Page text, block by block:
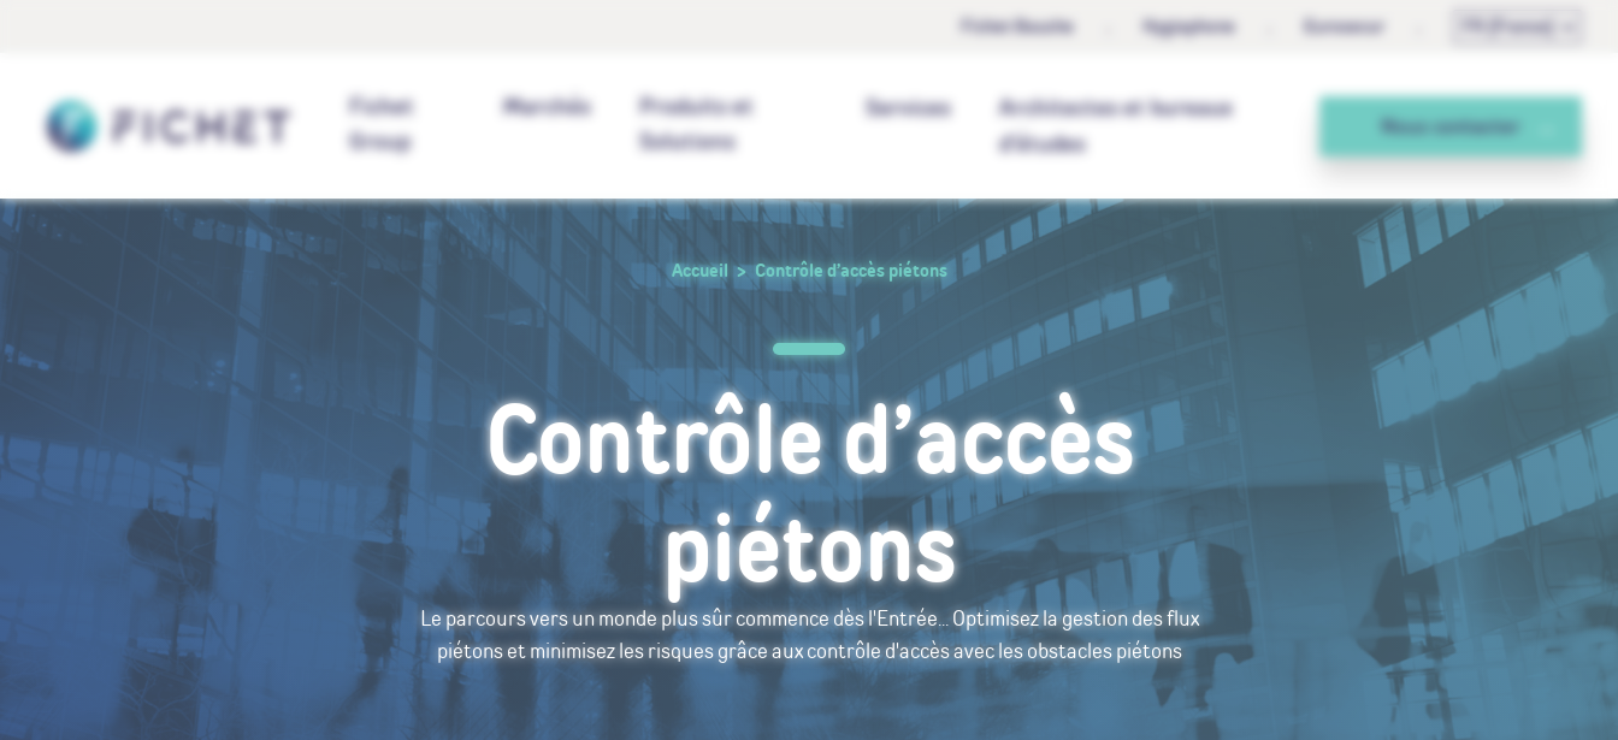
Fichet Bauche Hygiaphone Eurosecur FR (France)
AccueilFichet
Group
Marchés
Produits et
Solutions
Services
Architectes et bureaux
d’études
Nous contacter
Accueil Contrôle d’accès piétons
Contrôle d’accès
piétons
Le parcours vers un monde plus sûr commence dès l'Entrée... Optimisez la gestion des flux
piétons et minimisez les risques grâce aux contrôle d'accès avec les obstacles piétons